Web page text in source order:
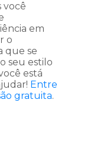
você
em
o
que se
seu estilo
está
Entre
gratuita.